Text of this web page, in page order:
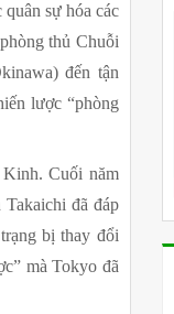
sự hóa các
thủ Chuỗi
đến tận
lược “phòng
Kinh. Cuối năm
Takaichi đã đáp
bị thay đổi
mà Tokyo đã